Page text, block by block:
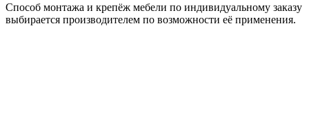
Способ монтажа и крепёж мебели по индивидуальному заказу
выбирается производителем по возможности её применения.